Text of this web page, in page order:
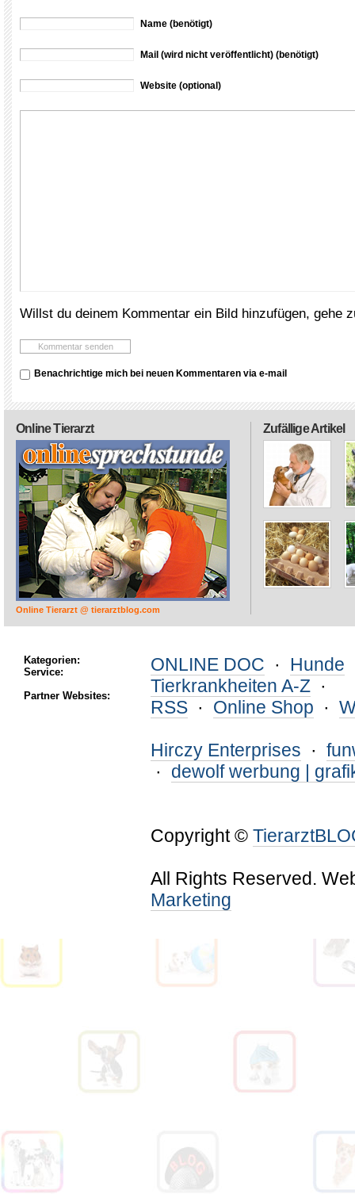
Name (benötigt)
Mail (wird nicht veröffentlicht) (benötigt)
Website (optional)
Willst du deinem Kommentar ein Bild hinzufügen, gehe
Benachrichtige mich bei neuen Kommentaren via e-mail
Zufällige Artikel
Online Tierarzt
Online Tierarzt @ tierarztblog.com
Kategorien:
Service:
Partner Websites:
ONLINE DOC · Hunde
Tierkrankheiten A-Z ·
RSS · Online Shop ·
Hirczy Enterprises ·
· dewolf werbung |
Copyright ©
All Rights Reserved.
Marketing